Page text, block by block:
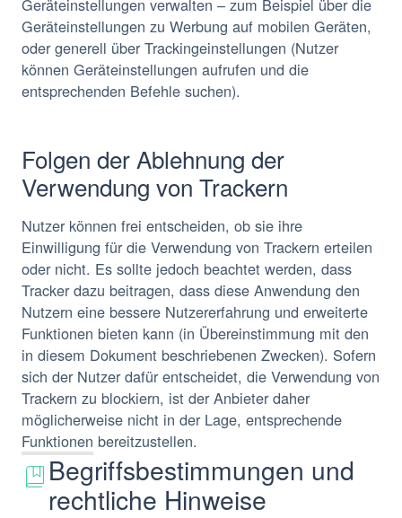
Geräteinstellungen verwalten – zum Beispiel über die
Geräteinstellungen zu Werbung auf mobilen Geräten,
oder generell über Trackingeinstellungen (Nutzer
können Geräteinstellungen aufrufen und die
entsprechenden Befehle suchen).
Folgen der Ablehnung der
Verwendung von Trackern
Nutzer können frei entscheiden, ob sie ihre
Einwilligung für die Verwendung von Trackern erteilen
oder nicht. Es sollte jedoch beachtet werden, dass
Tracker dazu beitragen, dass diese Anwendung den
Nutzern eine bessere Nutzererfahrung und erweiterte
Funktionen bieten kann (in Übereinstimmung mit den
in diesem Dokument beschriebenen Zwecken). Sofern
sich der Nutzer dafür entscheidet, die Verwendung von
Trackern zu blockiern, ist der Anbieter daher
möglicherweise nicht in der Lage, entsprechende
Funktionen bereitzustellen.
Begriffsbestimmungen und
rechtliche Hinweise